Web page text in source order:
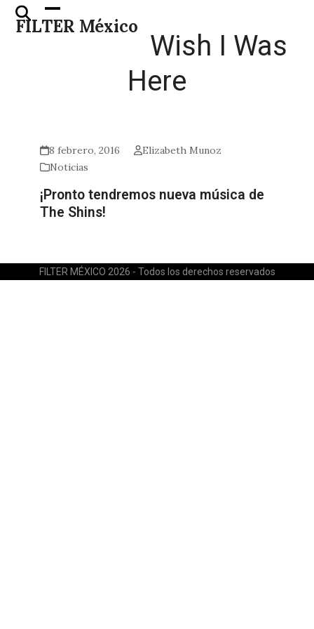
Skip
FILTER México
Open
mobile
Close
mobile
Wish I Was
Here
8 febrero, 2016
Elizabeth Munoz
Noticias
¡Pronto tendremos nueva música de
The Shins!
FILTER MÉXICO 2026 - Todos los derechos reservados